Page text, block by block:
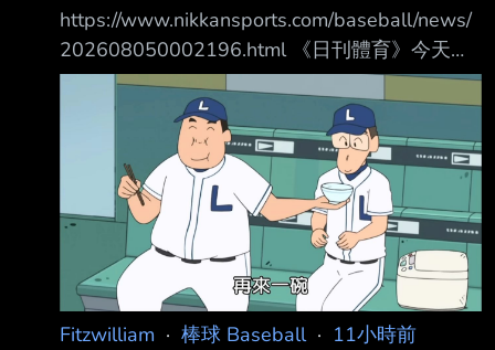
念頭上場 打擊。如果你們一直討論這件事的
話，那我想我應該去投球實驗室開始練投了，真
的。」
https://x.com/i/status/2085127486317187531
另外也說就是表現很
https://www.nikkansports.com/baseball/news/
202608050002196.html 《日刊體育》今天凌
晨首先刊出西武OB中島宏之的建議， 他認為西
武應當在爭取優勝的衝刺期， 借重老將的經
驗、技術和關鍵表現能力， 二軍調整中的栗山
巧（42歲）、中村剛也（42歲）、炭谷銀仁朗
（39歲）三位老將， 就應該在這時候起用。 他
週三在Belluna Dome的二軍戰親眼看過三位老
將的打擊練習， 確認他們的身體狀況和技術都
能立即派上用場， 他們三人只要在一軍登場，
就會立刻改變
Fitzwilliam · 棒球 Baseball· 11小時前